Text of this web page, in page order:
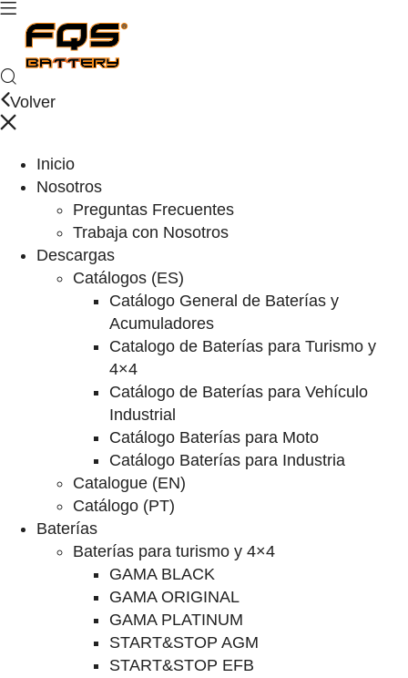
Volver
Inicio
Nosotros
Preguntas Frecuentes
Trabaja con Nosotros
Descargas
Catálogos (ES)
Catálogo General de Baterías y
Acumuladores
Catalogo de Baterías para Turismo y
4×4
Catálogo de Baterías para Vehículo
Industrial
Catálogo Baterías para Moto
Catálogo Baterías para Industria
Catalogue (EN)
Catálogo (PT)
Baterías
Baterías para turismo y 4×4
GAMA BLACK
GAMA ORIGINAL
GAMA PLATINUM
START&STOP AGM
START&STOP EFB